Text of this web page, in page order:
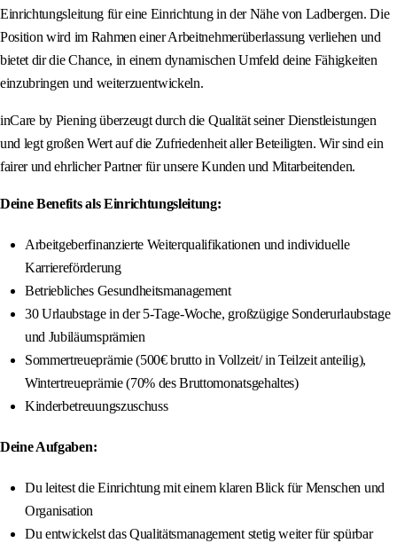
Einrichtungsleitung für eine Einrichtung in der Nähe von Ladbergen. Die
Position wird im Rahmen einer Arbeitnehmerüberlassung verliehen und
bietet dir die Chance, in einem dynamischen Umfeld deine Fähigkeiten
einzubringen und weiterzuentwickeln.
inCare by Piening überzeugt durch die Qualität seiner Dienstleistungen
und legt großen Wert auf die Zufriedenheit aller Beteiligten. Wir sind ein
fairer und ehrlicher Partner für unsere Kunden und Mitarbeitenden.
Deine Benefits als Einrichtungsleitung:
Arbeitgeberfinanzierte Weiterqualifikationen und individuelle
Karriereförderung
Betriebliches Gesundheitsmanagement
30 Urlaubstage in der 5-Tage-Woche, großzügige Sonderurlaubstage
und Jubiläumsprämien
Sommertreueprämie (500€ brutto in Vollzeit/ in Teilzeit anteilig),
Wintertreueprämie (70% des Bruttomonatsgehaltes)
Kinderbetreuungszuschuss
Deine Aufgaben:
Du leitest die Einrichtung mit einem klaren Blick für Menschen und
Organisation
Du entwickelst das Qualitätsmanagement stetig weiter für spürbar